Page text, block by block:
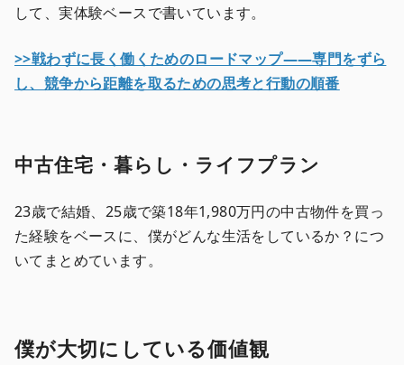
して、実体験ベースで書いています。
>>戦わずに長く働くためのロードマップ――専門をずら
し、競争から距離を取るための思考と行動の順番
中古住宅・暮らし・ライフプラン
23歳で結婚、25歳で築18年1,980万円の中古物件を買っ
た経験をベースに、僕がどんな生活をしているか？につ
いてまとめています。
僕が大切にしている価値観